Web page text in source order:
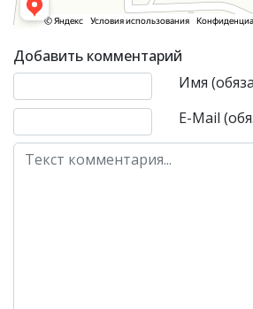
Добавить комментарий
Имя
E-Mail
Текст комментария